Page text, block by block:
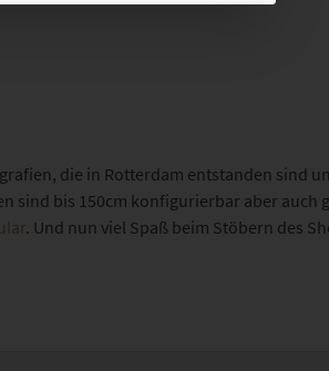
die in Rotterdam entstanden sind
sind bis 150cm konfigurierbar aber
. Und nun viel Spaß beim Stöbern des